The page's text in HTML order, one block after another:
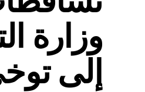
وزارة
إلى